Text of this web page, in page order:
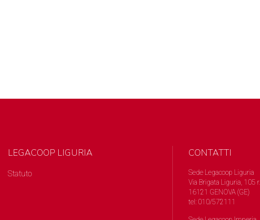
LEGACOOP LIGURIA
Statuto
CONTATTI
Sede Legacoop Liguria
Via Brigata Liguria, 105 r.
16121 GENOVA (GE)
tel: 010/572111